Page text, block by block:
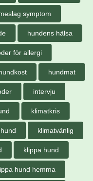
symptom
hundens hälsa
för allergi
hundmat
intervju
klimatkris
klimatvänlig
klippa hund
hund hemma